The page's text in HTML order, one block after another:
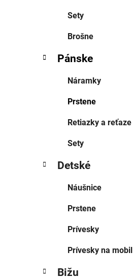
Sety
Brošne
Pánske
Náramky
Prstene
Retiazky a reťaze
Sety
Detské
Náušnice
Prstene
Prívesky
Prívesky na mobil
Bižu